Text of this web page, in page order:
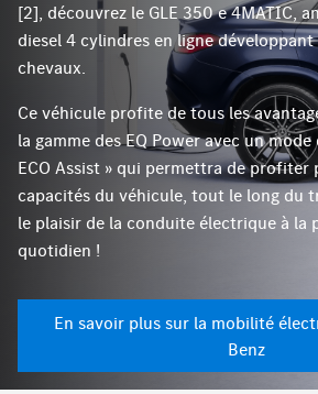
[2], découvrez le GLE 350 e 4MATIC,
diesel 4 cylindres en ligne développant
chevaux.
Ce véhicule profite de tous les
la gamme des EQ Power avec un
ECO Assist » qui permettra de profiter
capacités du véhicule, tout le long du
le plaisir de la conduite électrique à la
quotidien !
En savoir plus sur la mobilité
Benz